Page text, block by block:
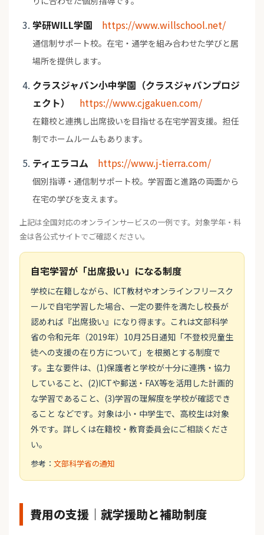
学研WILL学園 https://www.willschool.net/
通信制サポート校。在宅・通学を組み合わせた学びと居
場所を提供します。
クラスジャパン小中学園（クラスジャパンプロジ
ェクト）
https://www.cjgakuen.com/
在籍校と連携し出席扱いを目指せる在宅学習支援。担任
制でホームルームもあります。
ティエラコム https://www.j-tierra.com/
個別指導・通信制サポート校。学習面と進路の両面から
在宅の学びを支えます。
上記は全国対応のオンラインサービスの一例です。対象学年・料
金は各公式サイトでご確認ください。
自宅学習が「出席扱い」になる制度
学校に在籍しながら、ICT教材やオンラインフリースク
ールで自宅学習した場合、一定の要件を満たし校長が
認めれば『出席扱い』になり得ます。これは文部科学
省の令和元年（2019年）10月25日通知「不登校児童生
徒への支援の在り方について」を根拠とする制度で
す。主な要件は、(1)保護者と学校が十分に連携・協力
していること、(2)ICTや郵送・FAX等を活用した計画的
な学習であること、(3)学習の理解度を学校が確認でき
ること などです。対象は小・中学生で、高校生は対象
外です。詳しくは在籍校・教育委員会にご相談くださ
い。
参考： 文部科学省の通知
費用の支援｜就学援助と補助制度